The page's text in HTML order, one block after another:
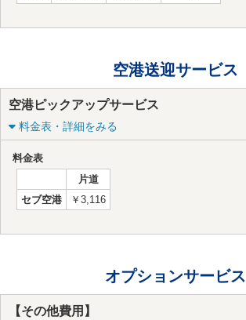
空港送迎サービス
空港ピックアップサービス
料金表・詳細をみる
料金表
片道
セブ空港
￥3,116
オプションサービス
【その他費用】